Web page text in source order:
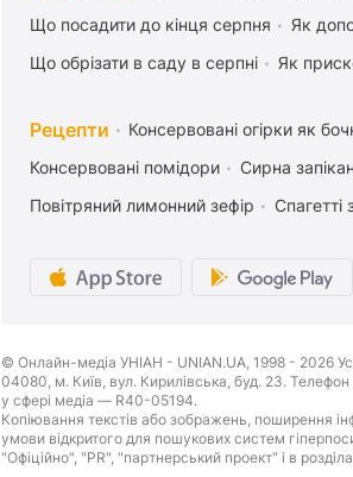
Що посадити до кінця серпня
Як
Що обрізати в саду в серпні
Як
Рецепти Консервовані огірки як
Консервовані помідори
Сирна
Повітряний лимонний зефір
© Онлайн-медіа УНІАН - UNIAN.UA, 1998 - 2026
04080, м. Київ, вул. Кирилівська, буд. 23.
у сфері медіа — R40-05194.
Копіювання текстів або зображень, поширення
умови відкритого для пошукових систем
"Офіційно", "PR", "партнерський проект" і в